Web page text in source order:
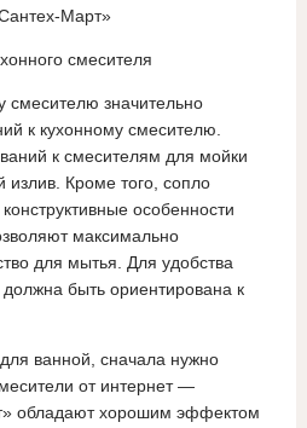
Март»
смесителя
смесителю значительно
к кухонному смесителю.
к смесителям для мойки
излив. Кроме того, сопло
особенности
максимально
для мытья. Для удобства
быть ориентирована к
ванной, сначала нужно
от интернет —
обладают хорошим эффектом